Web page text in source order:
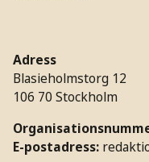
Adress
Blasieholmstorg 12
106 70 Stockholm
E-postadress: